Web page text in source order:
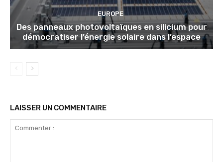
EUROPE
Des panneaux photovoltaïques en silicium pour
démocratiser l’énergie solaire dans l’espace
LAISSER UN COMMENTAIRE